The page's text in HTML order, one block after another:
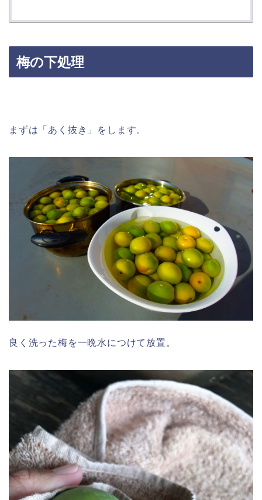
梅の下処理
まずは「あく抜き」をします。
良く洗った梅を一晩水につけて放置。